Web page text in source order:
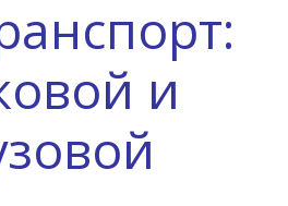
и